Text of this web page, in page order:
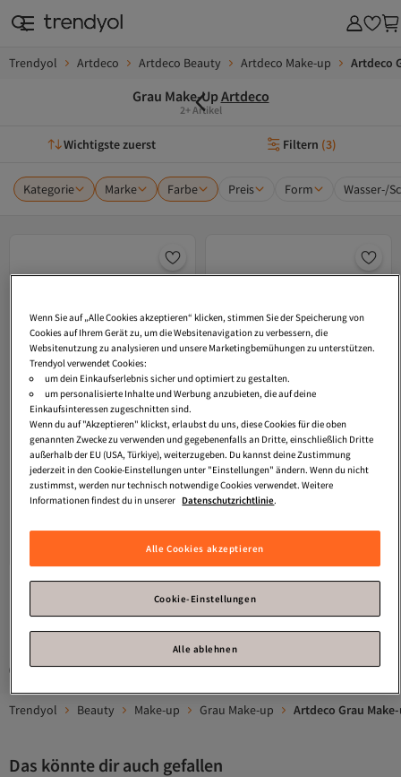
Trendyol Artdeco Artdeco Beauty Artdeco Make-up Artdeco
Grau Make-UpArtdeco
2+ Artikel
Wichtigste zuerst Filtern (3)
Kategorie Marke Farbe Preis Form Wasser-/
ArtdecoEyeshadow Pearl
Lidschatten-nachfüllung #04-pearlly
Mystical Grey 0,8 gr
Versand kostenlos ab 35€
Artdeco Eye Brow Pencil #6-medium
Grey Brown 1,1 gr
Versand kostenlos ab 35€
In den Warenkorb
1
Gesponserte Artikel sind von Verkäufern hervorgehobene Werbeangebote.
Trendyol Beauty Make-up Grau Make-up Artdeco Grau
Das könnte dir auch gefallen
Wenn Sie auf „Alle Cookies akzeptieren“ klicken, stimmen Sie der Speicherung von
Cookies auf Ihrem Gerät zu, um die Websitenavigation zu verbessern, die
Websitenutzung zu analysieren und unsere Marketingbemühungen zu unterstützen.
Trendyol verwendet Cookies:
um dein Einkaufserlebnis sicher und optimiert zu gestalten.
um personalisierte Inhalte und Werbung anzubieten, die auf deine
Einkaufsinteressen zugeschnitten sind.
Wenn du auf "Akzeptieren" klickst, erlaubst du uns, diese Cookies für die oben
genannten Zwecke zu verwenden und gegebenenfalls an Dritte, einschließlich Dritte
außerhalb der EU (USA, Türkiye), weiterzugeben. Du kannst deine Zustimmung
jederzeit in den Cookie-Einstellungen unter "Einstellungen" ändern. Wenn du nicht
zustimmst, werden nur technisch notwendige Cookies verwendet. Weitere
Informationen findest du in unserer Datenschutzrichtlinie.
Alle Cookies akzeptieren
Cookie-Einstellungen
Alle ablehnen